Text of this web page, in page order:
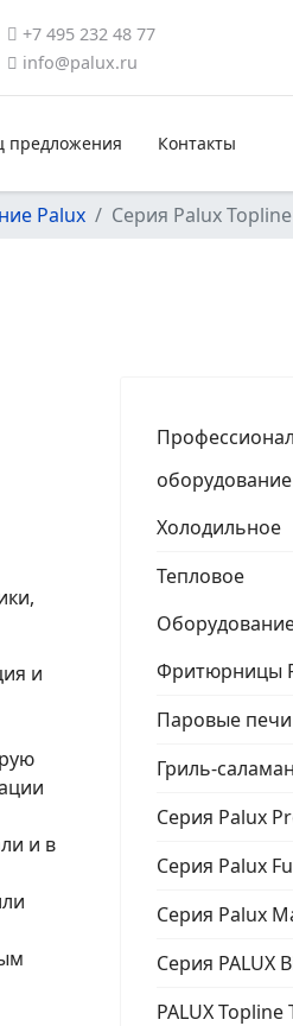
+7 495 232 48 77
info@palux.ru
предложения Контакты
Palux Серия Palux Topline
и
и в
оборудование
Холодильное
Тепловое
Фритюрницы
Паровые
Гриль-
Серия Palux
Серия Palux
Серия Palux
Серия PALUX
PALUX Topline